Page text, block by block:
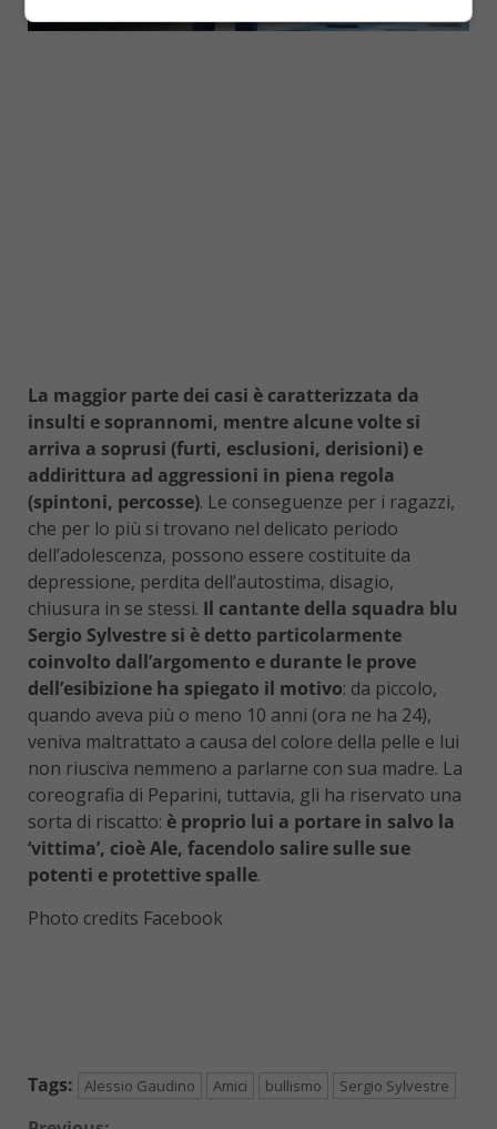
La maggior parte dei casi è caratterizzata da
insulti e soprannomi, mentre alcune volte si
arriva a soprusi (furti, esclusioni, derisioni) e
addirittura ad aggressioni in piena regola
(spintoni, percosse). Le conseguenze per i ragazzi,
che per lo più si trovano nel delicato periodo
dell’adolescenza, possono essere costituite da
depressione, perdita dell’autostima, disagio,
chiusura in se stessi. Il cantante della squadra blu
Sergio Sylvestre si è detto particolarmente
coinvolto dall’argomento e durante le prove
dell’esibizione ha spiegato il motivo: da piccolo,
quando aveva più o meno 10 anni (ora ne ha 24),
veniva maltrattato a causa del colore della pelle e lui
non riusciva nemmeno a parlarne con sua madre. La
coreografia di Peparini, tuttavia, gli ha riservato una
sorta di riscatto: è proprio lui a portare in salvo la
‘vittima’, cioè Ale, facendolo salire sulle sue
potenti e protettive spalle.
Photo credits Facebook
Tags: Alessio Gaudino Amici bullismo Sergio Sylvestre